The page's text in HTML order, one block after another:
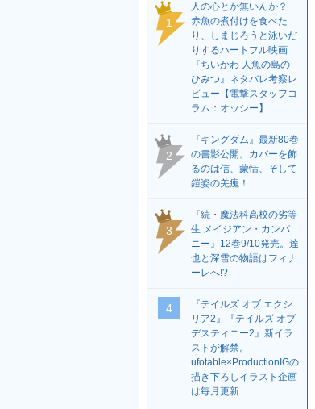
1
人の心とか無いんか？
赤魚の煮付けを食べた
り、しまじろうと泳いだ
りするハートフル映画
『ちいかわ 人魚の島の
ひみつ』ネタバレ考察レ
ビュー【電撃スタッフコ
ラム：オッシー】
2
『キングダム』最新80巻
の書影公開。カバーを飾
るのは信、蒙恬、そして
鎧姿の羌瘣！
3
『続・魔法科高校の劣等
生 メイジアン・カンパ
ニー』12巻9/10発売。達
也と深雪の物語はフィナ
ーレへ!?
4
『テイルズ オブ エクシ
リア2』『テイルズ オブ
デスティニー2』新イラ
ストが解禁。
ufotable×ProductionIGの
描き下ろしイラスト企画
は毎月更新